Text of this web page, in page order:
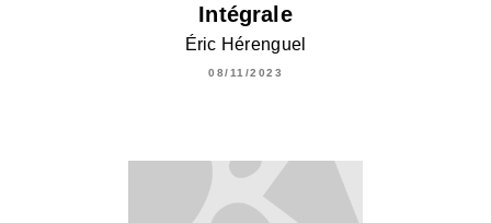
Intégrale
Éric Hérenguel
08/11/2023